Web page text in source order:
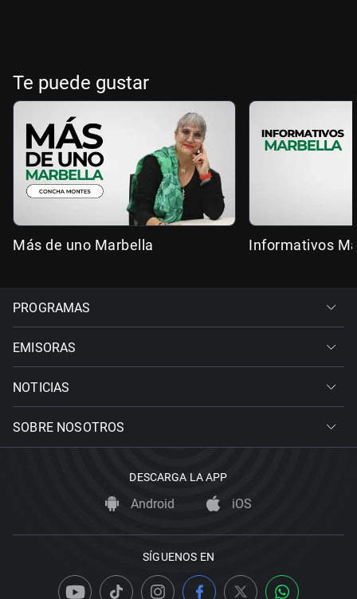
Te puede gustar
Más de uno Marbella Informativos
PROGRAMAS
EMISORAS
NOTICIAS
SOBRE NOSOTROS
DESCARGA LA APP
Android iOS
SÍGUENOS EN